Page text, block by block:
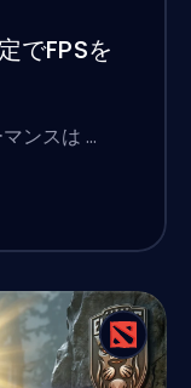
でFPSを
ンスは …